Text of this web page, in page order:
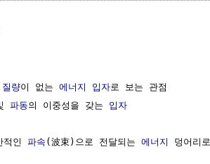
질량이 없는 에너지 입자로 보는 관점
파동의 이중성을 갖는 입자
적인 파속 (波束)으로 전달되는 에너지 덩어